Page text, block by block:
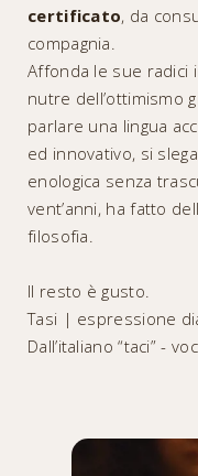
certificato, da
compagnia.
Affonda le sue radici
nutre dell’ottimismo
parlare una lingua
ed innovativo, si
enologica senza
vent’anni, ha fatto
filosofia.
Il resto è gusto.
Tasi | espressione
Dall’italiano “taci” -